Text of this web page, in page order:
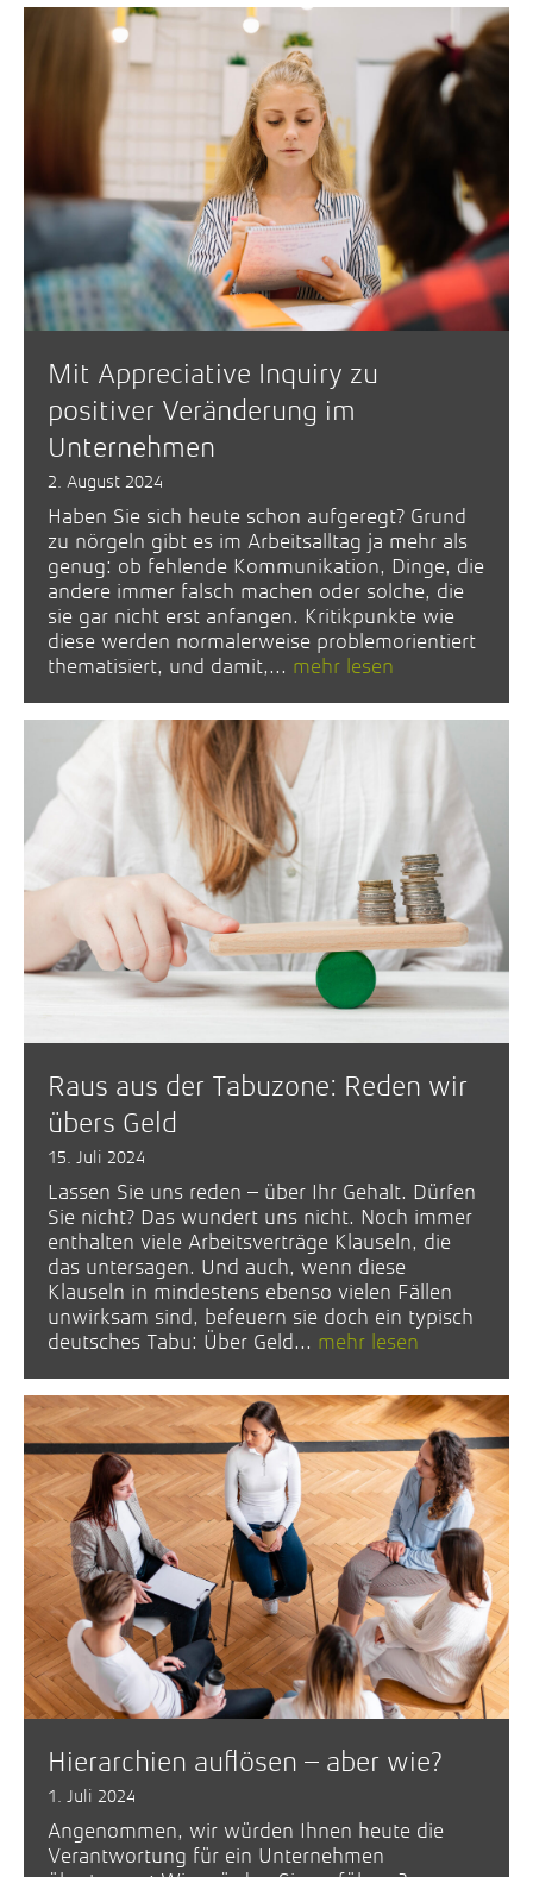
Mit Appreciative Inquiry zu
positiver Veränderung im
Unternehmen
2. August 2024
Haben Sie sich heute schon aufgeregt? Grund
zu nörgeln gibt es im Arbeitsalltag ja mehr als
genug: ob fehlende Kommunikation, Dinge, die
andere immer falsch machen oder solche, die
sie gar nicht erst anfangen. Kritikpunkte wie
diese werden normalerweise problemorientiert
thematisiert, und damit,... mehr lesen
Raus aus der Tabuzone: Reden wir
übers Geld
15. Juli 2024
Lassen Sie uns reden – über Ihr Gehalt. Dürfen
Sie nicht? Das wundert uns nicht. Noch immer
enthalten viele Arbeitsverträge Klauseln, die
das untersagen. Und auch, wenn diese
Klauseln in mindestens ebenso vielen Fällen
unwirksam sind, befeuern sie doch ein typisch
deutsches Tabu: Über Geld... mehr lesen
Hierarchien auflösen – aber wie?
1. Juli 2024
Angenommen, wir würden Ihnen heute die
Verantwortung für ein Unternehmen